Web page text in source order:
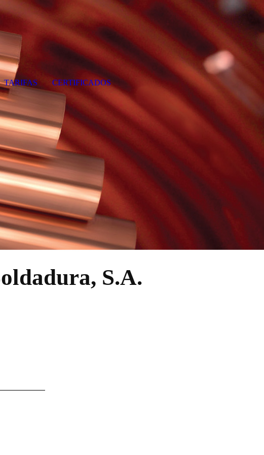
S.A.
TARIFAS CERTIFICADOS